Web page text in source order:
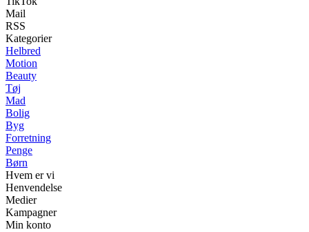
Mail
RSS
Kategorier
Helbred
Motion
Beauty
Tøj
Mad
Bolig
Byg
Forretning
Penge
Børn
Hvem er vi
Henvendelse
Medier
Kampagner
Min konto